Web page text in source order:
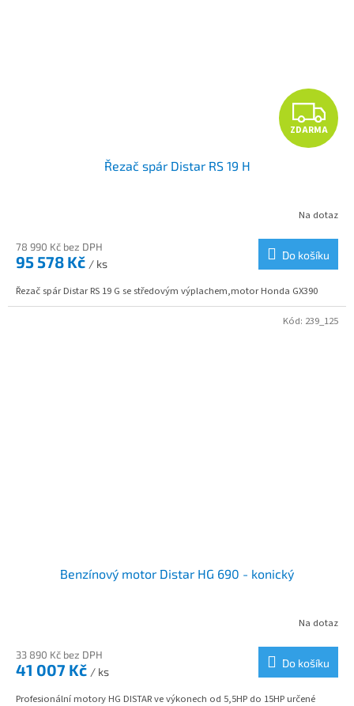
Z
D
R
M
A
ZDARMA
Řezač spár Distar RS 19 H
Na dotaz
78 990 Kč bez DPH
95 578 Kč / ks
Do košíku
Řezač spár Distar RS 19 G se středovým výplachem,motor Honda GX390
Benzínový motor Distar HG 690 - konický
Na dotaz
33 890 Kč bez DPH
41 007 Kč / ks
Do košíku
Profesionální motory HG DISTAR ve výkonech od 5,5HP do 15HP určené
Kód: 239_125